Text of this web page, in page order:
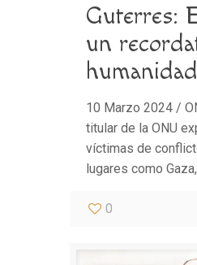
Guterres:
un
10 Marzo 2024 /
titular de la ONU
víctimas de
lugares como Gaza,
0